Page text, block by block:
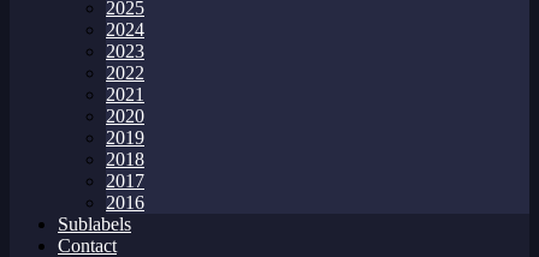
2025
2024
2023
2022
2021
2020
2019
2018
2017
2016
Sublabels
Contact